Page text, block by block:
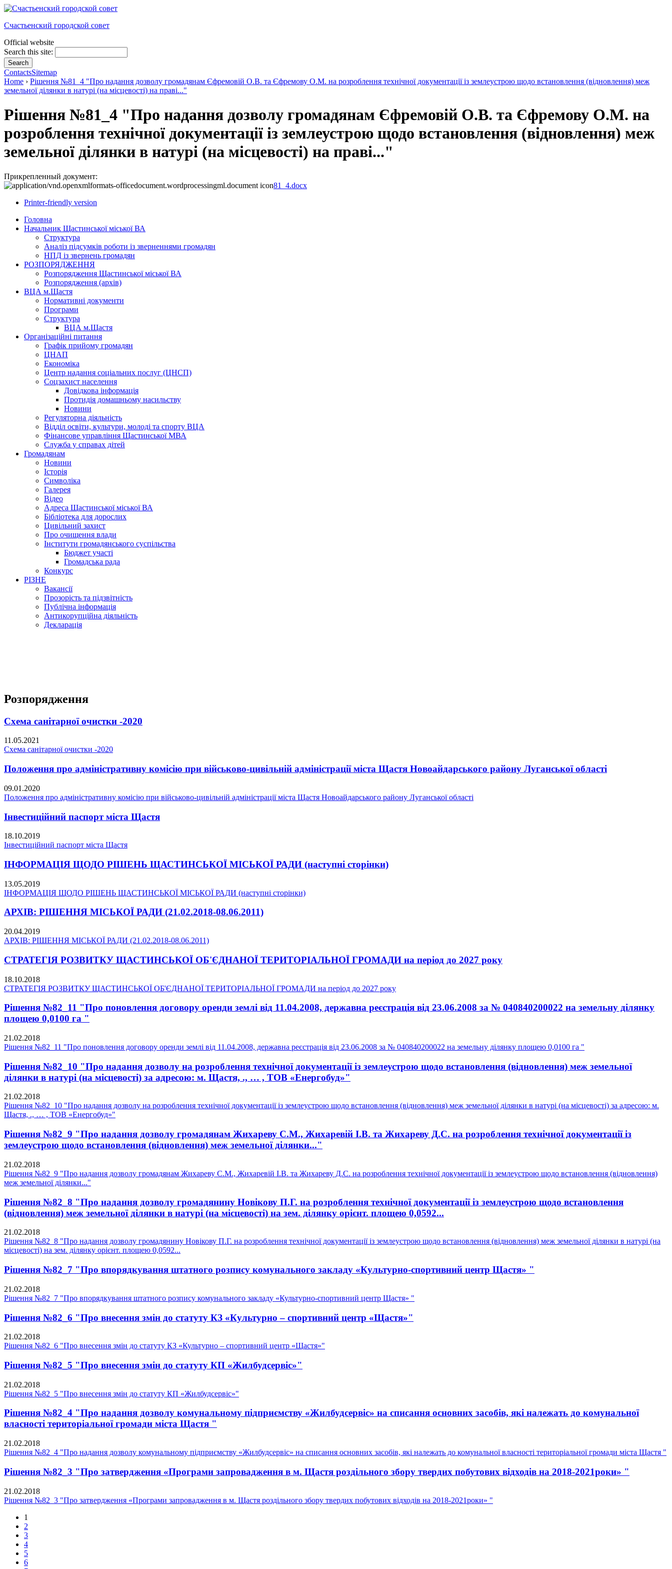
Счастьенский городской совет
Official website
Search this site:
ContactsSitemap
Home › Рішення №81_4 "Про надання дозволу громадянам Єфремовій О.В. та Єфремову О.М. на розроблення технічної документації із землеустрою щодо встановлення (відновлення) меж
земельної ділянки в натурі (на місцевості) на праві..."
Рішення №81_4 "Про надання дозволу громадянам Єфремовій О.В. та Єфремову О.М. на
розроблення технічної документації із землеустрою щодо встановлення (відновлення) меж
земельної ділянки в натурі (на місцевості) на праві..."
Прикрепленный документ:
81_4.docx
Printer-friendly version
Головна
Начальник Щастинської міської ВА
Структура
Аналіз підсумків роботи із зверненнями громадян
НПД із звернень громадян
РОЗПОРЯДЖЕННЯ
Розпорядження Щастинської міської ВА
Розпорядження (архів)
ВЦА м.Щастя
Нормативні документи
Програми
Структура
ВЦА м.Щастя
Організаційні питання
Графік прийому громадян
ЦНАП
Економіка
Центр надання соціальних послуг (ЦНСП)
Соцзахист населення
Довідкова інформація
Протидія домашньому насильству
Новини
Регуляторна діяльність
Відділ освіти, культури, молоді та спорту ВЦА
Фінансове управління Щастинської МВА
Служба у справах дітей
Громадянам
Новини
Історія
Символіка
Галерея
Відео
Адреса Щастинської міської ВА
Бібліотека для дорослих
Цивільний захист
Про очищення влади
Інститути громадянського суспільства
Бюджет участі
Громадська рада
Конкурс
РІЗНЕ
Вакансії
Прозорість та підзвітність
Публічна інформація
Антикорупційна діяльність
Декларація
Розпорядження
Схема санітарної очистки -2020
11.05.2021
Схема санітарної очистки -2020
Положення про адміністративну комісію при військово-цивільній адміністрації міста Щастя Новоайдарського району Луганської області
09.01.2020
Положення про адміністративну комісію при військово-цивільній адміністрації міста Щастя Новоайдарського району Луганської області
Інвестиційний паспорт міста Щастя
18.10.2019
Інвестиційний паспорт міста Щастя
ІНФОРМАЦІЯ ЩОДО РІШЕНЬ ЩАСТИНСЬКОЇ МІСЬКОЇ РАДИ (наступні сторінки)
13.05.2019
ІНФОРМАЦІЯ ЩОДО РІШЕНЬ ЩАСТИНСЬКОЇ МІСЬКОЇ РАДИ (наступні сторінки)
АРХІВ: РІШЕННЯ МІСЬКОЇ РАДИ (21.02.2018-08.06.2011)
20.04.2019
АРХІВ: РІШЕННЯ МІСЬКОЇ РАДИ (21.02.2018-08.06.2011)
СТРАТЕГІЯ РОЗВИТКУ ЩАСТИНСЬКОЇ ОБ'ЄДНАНОЇ ТЕРИТОРІАЛЬНОЇ ГРОМАДИ на період до 2027 року
18.10.2018
СТРАТЕГІЯ РОЗВИТКУ ЩАСТИНСЬКОЇ ОБ'ЄДНАНОЇ ТЕРИТОРІАЛЬНОЇ ГРОМАДИ на період до 2027 року
Рішення №82_11 "Про поновлення договору оренди землі від 11.04.2008, державна реєстрація від 23.06.2008 за № 040840200022 на земельну ділянку
площею 0,0100 га "
21.02.2018
Рішення №82_11 "Про поновлення договору оренди землі від 11.04.2008, державна реєстрація від 23.06.2008 за № 040840200022 на земельну ділянку площею 0,0100 га "
Рішення №82_10 "Про надання дозволу на розроблення технічної документації із землеустрою щодо встановлення (відновлення) меж земельної
ділянки в натурі (на місцевості) за адресою: м. Щастя, ., … , ТОВ «Енергобуд»"
21.02.2018
Рішення №82_10 "Про надання дозволу на розроблення технічної документації із землеустрою щодо встановлення (відновлення) меж земельної ділянки в натурі (на місцевості) за адресою: м.
Щастя, ., … , ТОВ «Енергобуд»"
Рішення №82_9 "Про надання дозволу громадянам Жихареву С.М., Жихаревій І.В. та Жихареву Д.С. на розроблення технічної документації із
землеустрою щодо встановлення (відновлення) меж земельної ділянки..."
21.02.2018
Рішення №82_9 "Про надання дозволу громадянам Жихареву С.М., Жихаревій І.В. та Жихареву Д.С. на розроблення технічної документації із землеустрою щодо встановлення (відновлення)
меж земельної ділянки..."
Рішення №82_8 "Про надання дозволу громадянину Новікову П.Г. на розроблення технічної документації із землеустрою щодо встановлення
(відновлення) меж земельної ділянки в натурі (на місцевості) на зем. ділянку орієнт. площею 0,0592...
21.02.2018
Рішення №82_8 "Про надання дозволу громадянину Новікову П.Г. на розроблення технічної документації із землеустрою щодо встановлення (відновлення) меж земельної ділянки в натурі (на
місцевості) на зем. ділянку орієнт. площею 0,0592...
Рішення №82_7 "Про впорядкування штатного розпису комунального закладу «Культурно-спортивний центр Щастя» "
21.02.2018
Рішення №82_7 "Про впорядкування штатного розпису комунального закладу «Культурно-спортивний центр Щастя» "
Рішення №82_6 "Про внесення змін до статуту КЗ «Культурно – спортивний центр «Щастя»"
21.02.2018
Рішення №82_6 "Про внесення змін до статуту КЗ «Культурно – спортивний центр «Щастя»"
Рішення №82_5 "Про внесення змін до статуту КП «Жилбудсервіс»"
21.02.2018
Рішення №82_5 "Про внесення змін до статуту КП «Жилбудсервіс»"
Рішення №82_4 "Про надання дозволу комунальному підприємству «Жилбудсервіс» на списання основних засобів, які належать до комунальної
власності територіальної громади міста Щастя "
21.02.2018
Рішення №82_4 "Про надання дозволу комунальному підприємству «Жилбудсервіс» на списання основних засобів, які належать до комунальної власності територіальної громади міста Щастя "
Рішення №82_3 "Про затвердження «Програми запровадження в м. Щастя роздільного збору твердих побутових відходів на 2018-2021роки» "
21.02.2018
Рішення №82_3 "Про затвердження «Програми запровадження в м. Щастя роздільного збору твердих побутових відходів на 2018-2021роки» "
1
2
3
4
5
6